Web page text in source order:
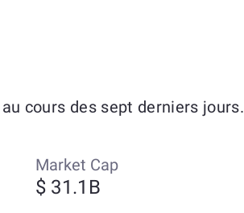
cours des sept derniers jours.
Market Cap
$ 31.1B